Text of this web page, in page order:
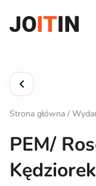
treści
Strona główna /
PEM/